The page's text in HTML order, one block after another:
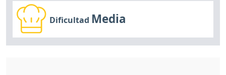
Dificultad Media